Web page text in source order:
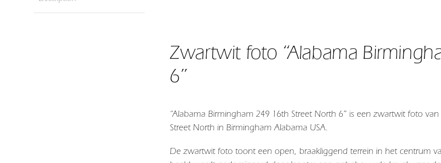
Zwartwit foto “Alabama
6”
“Alabama Birmingham 249 16th Street North 6” is een zwartwit foto
Street North in Birmingham Alabama USA.
De zwartwit foto toont een open, braakliggend terrein in het centrum